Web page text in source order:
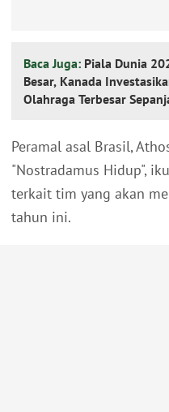
Baca Juga: Piala Dunia
Besar, Kanada
Olahraga Terbesar
Peramal asal Brasil,
"Nostradamus Hidup",
terkait tim yang akan
tahun ini.